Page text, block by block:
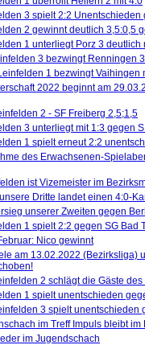
3 spielt 2:2 Unentschieden
2 gewinnt deutlich 3,5:0,5
1 unterliegt Porz 3 deutlich
3 bezwingt Renningen
1 bezwingt Vaihingen
2022 beginnt am
2 - SF Freiberg 2,5;1,5
3 unterliegt mit 1:3 gegen
1 spielt erneut 2:2
des Erwachsenen-
ist Vizemeister im
Dritte landet einen 4:0-
unserer Zweiten gegen
1 spielt 2:2 gegen SG Bad
Nico gewinnt
am 13.02.2022 (Bezirksliga)
2 schlägt die Gäste
1 spielt unentschieden
3 spielt unentschieden
im Treff Impuls bleibt
im Jugendschach